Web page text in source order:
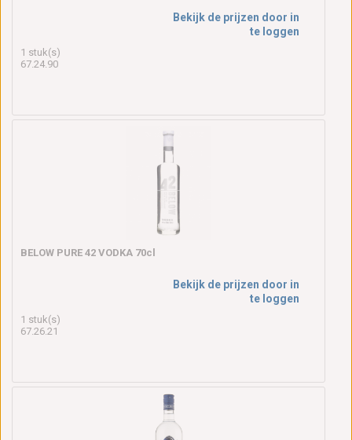
1 stuk(s)
67.24.90
Bekijk de prijzen door in
te loggen
BELOW PURE 42 VODKA 70cl
1 stuk(s)
67.26.21
Bekijk de prijzen door in
te loggen